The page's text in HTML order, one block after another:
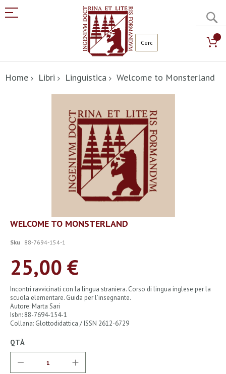
al
contenuto
Home Libri Linguistica Welcome to Monsterland
Vai
all'inizio
galleria
immagini
WELCOME TO MONSTERLAND
Sku 88-7694-154-1
25,00 €
Incontri ravvicinati con la lingua straniera. Corso di lingua inglese per la
scuola elementare. Guida per l’insegnante.
Autore: Marta Sari
Isbn: 88-7694-154-1
Collana: Glottodidattica / ISSN 2612-6729
QTÀ